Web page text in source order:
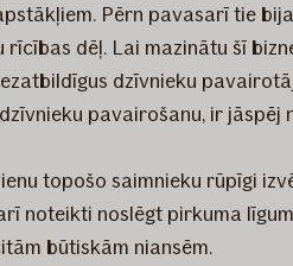
Pērn pavasarī tie
dēļ. Lai mazinātu šī
dzīvnieku
pavairošanu, ir
topošo saimnieku rūpīgi
noteikti noslēgt pirkuma
būtiskām niansēm.